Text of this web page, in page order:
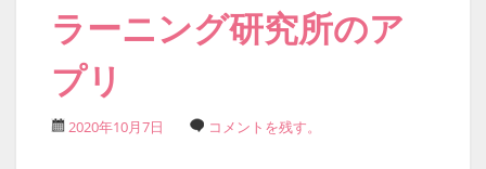
ラーニング研究所のア
プリ
2020年10月7日 コメントを残す。